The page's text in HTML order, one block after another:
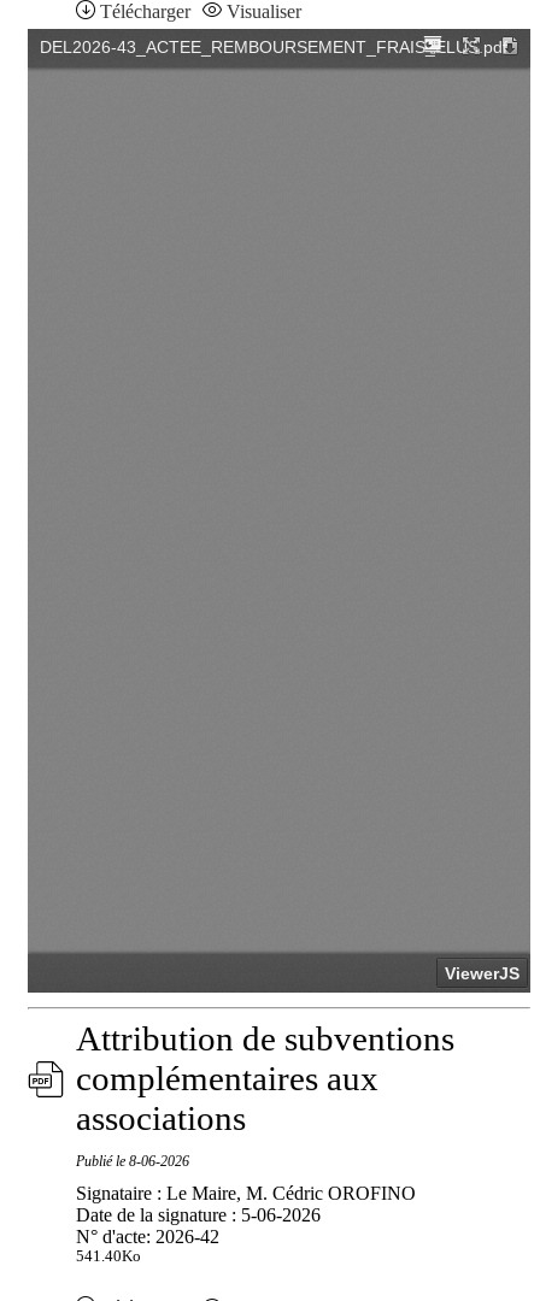
Télécharger Visualiser
Attribution de subventions
complémentaires aux
associations
Publié le 8-06-2026
Signataire : Le Maire, M. Cédric OROFINO
Date de la signature : 5-06-2026
N° d'acte: 2026-42
541.40Ko